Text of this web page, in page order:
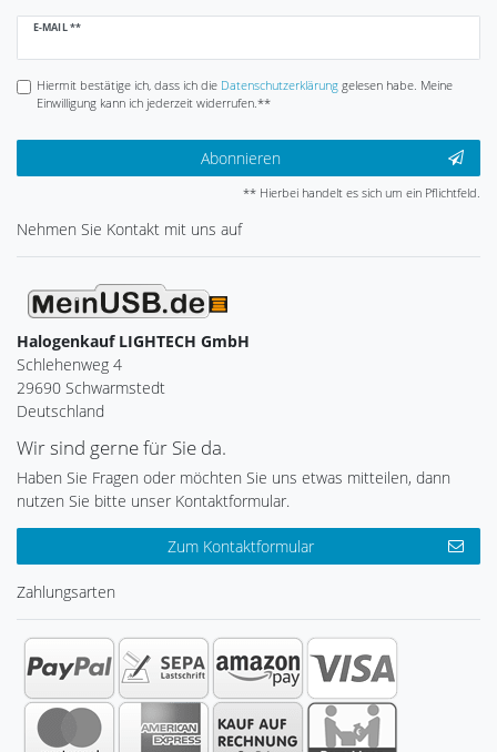
E-MAIL **
Newsletter
Hiermit bestätige ich, dass ich die Daten­schutz­erklärunggelesen habe. Meine
Einwilligung kann ich jederzeit widerrufen.**
Abonnieren
** Hierbei handelt es sich um ein Pflichtfeld.
Nehmen Sie Kontakt mit uns auf
Halogenkauf LIGHTECH GmbH
Schlehenweg 4
29690 Schwarmstedt
Deutschland
Wir sind gerne für Sie da.
Haben Sie Fragen oder möchten Sie uns etwas mitteilen, dann
nutzen Sie bitte unser Kontaktformular.
Zum Kontaktformular
Zahlungsarten